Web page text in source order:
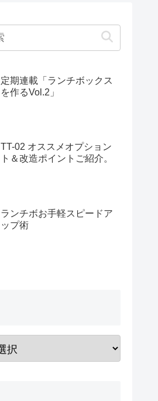
定期連載「ランチボックス
を作るVol.2」
TT-02 オススメオプション
ト＆改造ポイントご紹介。
ランチボお手軽スピードア
ップ術